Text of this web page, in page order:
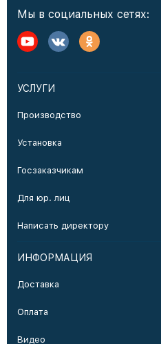
Мы в социальных сетях:
УСЛУГИ
Производство
Установка
Госзаказчикам
Для юр. лиц
Написать директору
ИНФОРМАЦИЯ
Доставка
Оплата
Видео